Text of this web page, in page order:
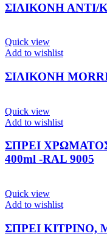
ΣΙΛΙΚΟΝΗ ΑΝΤΙ/
Quick view
Add to wishlist
ΣΙΛΙΚΟΝΗ
Quick view
Add to wishlist
ΣΠΡΕΙ
400ml -RAL 9005
Quick view
Add to wishlist
ΣΠΡΕΙ ΚΙΤΡΙΝΟ,